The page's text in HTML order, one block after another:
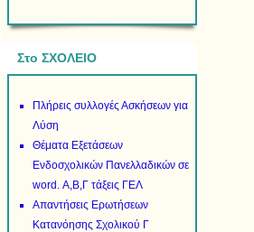
Στο ΣΧΟΛΕΙΟ
Πλήρεις συλλογές Ασκήσεων για
Λύση
Θέματα Εξετάσεων
Ενδοσχολικών Πανελλαδικών σε
word. Α,Β,Γ τάξεις ΓΕΛ
Απαντήσεις Ερωτήσεων
Κατανόησης Σχολικού Γ